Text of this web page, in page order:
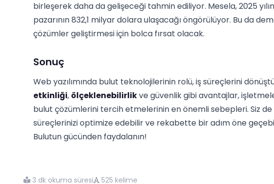
birleşerek daha da gelişeceği tahmin ediliyor. Mesela, 2025
pazarının 832,1 milyar dolara ulaşacağı öngörülüyor. Bu da
çözümler geliştirmesi için bolca fırsat olacak.
Sonuç
Web yazılımında bulut teknolojilerinin rolü, iş süreçlerini
etkinliği, ölçeklenebilirlikve güvenlik gibi avantajlar,
bulut çözümlerini tercih etmelerinin en önemli sebepleri. Siz
süreçlerinizi optimize edebilir ve rekabette bir adım öne
Bulutun gücünden faydalanın!
3 dk okuma süresi 525 kelime